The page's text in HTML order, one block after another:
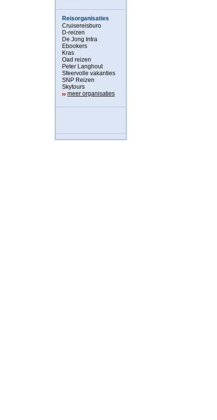
Reisorganisaties
Cruisereisburo
D-reizen
De Jong Intra
Ebookers
Kras
Oad reizen
Peter Langhout
Sfeervolle vakanties
SNP Reizen
Skytours
meer organisaties